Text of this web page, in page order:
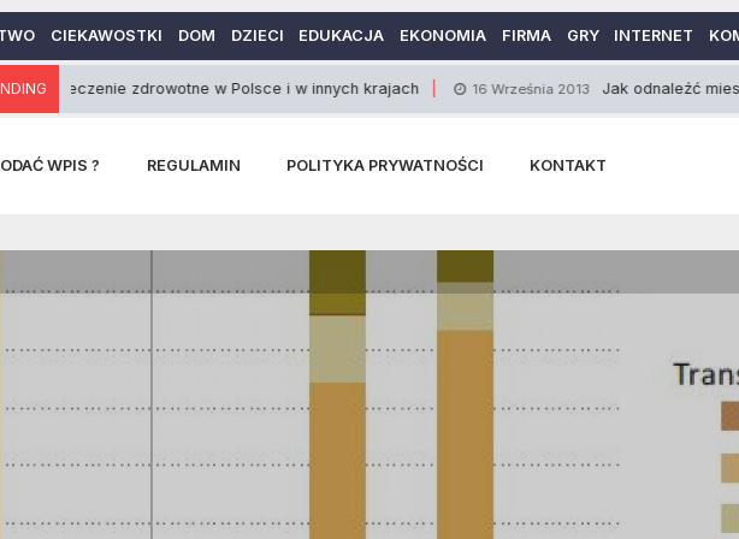
CIEKAWOSTKI DOM DZIECI EDUKACJA EKONOMIA FIRMA GRY INTERNET
zdrowotne w Polsce i w innych krajach 16 Września 2013 Jak odnaleźć mieszkania
WPIS ? REGULAMIN POLITYKA PRYWATNOŚCI KONTAKT